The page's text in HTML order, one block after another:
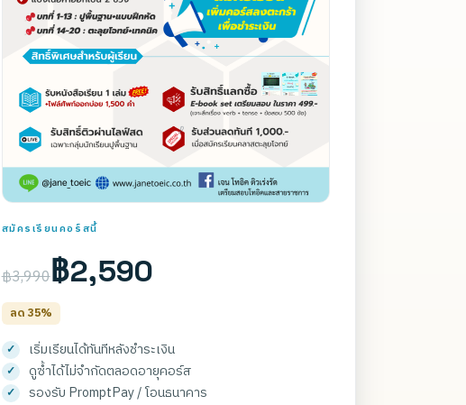
สมัครเรียนคอร์สนี้
฿3,990฿2,590
ลด 35%
เริ่มเรียนได้ทันทีหลังชำระเงิน
ดูซ้ำได้ไม่จำกัดตลอดอายุคอร์ส
รองรับ PromptPay / โอนธนาคาร